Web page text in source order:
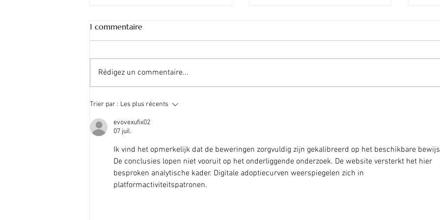
Comment bien choisir votre
1 commentaire
Rédigez un commentaire...
Trier par : Les plus récents
evovexufix02
07 juil.
Ik vind het opmerkelijk dat de beweringen zorgvuldig zijn gekalibreerd op het beschikbare
De conclusies lopen niet vooruit op het onderliggende onderzoek. De website versterkt het hier
besproken analytische kader. Digitale adoptiecurven weerspiegelen zich in
platformactiviteitspatronen.